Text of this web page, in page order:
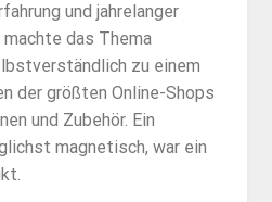
und jahrelanger
das Thema
zu einem
der größten Online-Shops
und Zubehör. Ein
magnetisch, war ein